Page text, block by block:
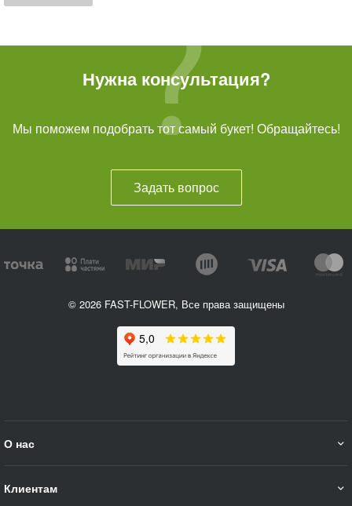
Нужна консультация?
Мы поможем подобрать тот самый букет! Обращайтесь!
Задать вопрос
© 2026 FAST-FLOWER, Все права защищены
О нас
Клиентам